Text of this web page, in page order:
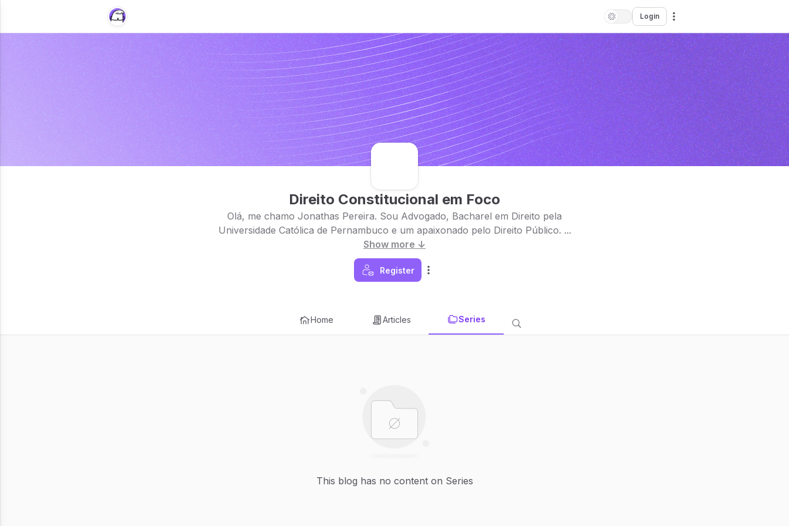
Login
Direito Constitucional em Foco
Olá, me chamo Jonathas Pereira. Sou Advogado, Bacharel em Direito pela
Universidade Católica de Pernambuco e um apaixonado pelo Direito Público. ...
Show more ↓
Register
Home Articles Series
This blog has no content on Series